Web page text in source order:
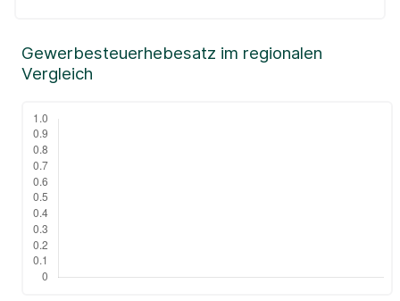
Gewerbesteuerhebesatz im regionalen
Vergleich